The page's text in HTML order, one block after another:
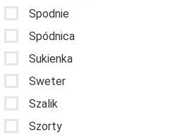
Spodnie
Spódnica
Sukienka
Sweter
Szalik
Szorty